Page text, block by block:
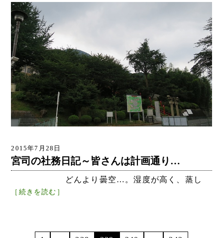
2015年7月28日
宮司の社務日記～皆さんは計画通り…
どんより曇空…。湿度が高く、蒸し
［続きを読む］